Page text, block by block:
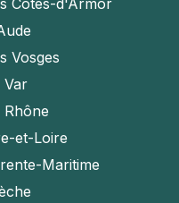
Vosges
Var
Rhône
et-Loire
Maritime